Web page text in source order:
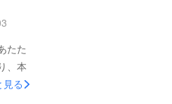
ー
ク
和や
終了
し
たた
、本
館15
見る